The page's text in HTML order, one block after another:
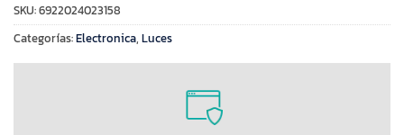
SKU:6922024023158
Categorías:Electronica, Luces